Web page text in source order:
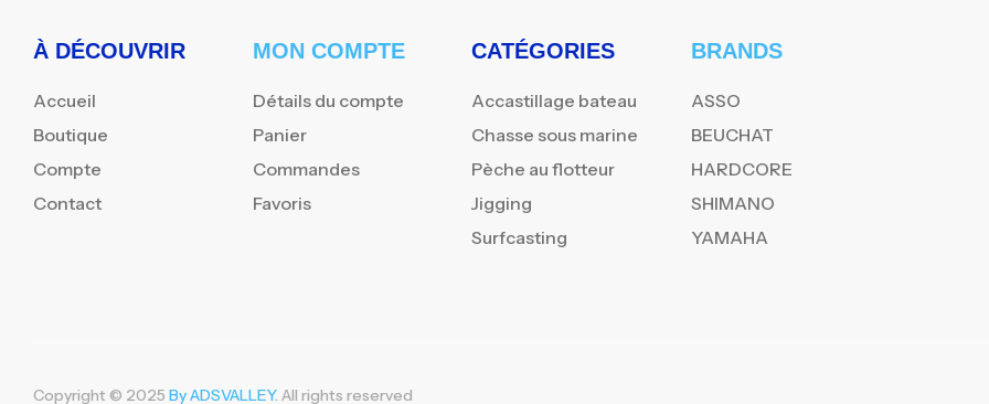
À DÉCOUVRIR
Accueil
Boutique
Compte
Contact
MON COMPTE
Détails du compte
Panier
Commandes
Favoris
CATÉGORIES
Accastillage bateau
Chasse sous marine
Pèche au flotteur
Jigging
Surfcasting
BRANDS
ASSO
BEUCHAT
HARDCORE
SHIMANO
YAMAHA
Copyright © 2025 By ADSVALLEY. All rights reserved